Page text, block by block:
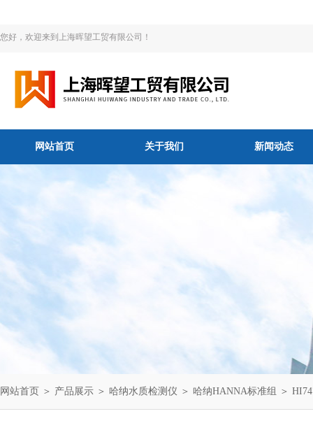
您好，欢迎来到上海晖望工贸有限公司！
网站首页 关于我们 新闻动态
网站首页 ＞ 产品展示 ＞ 哈纳水质检测仪 ＞ 哈纳HANNA标准组 ＞